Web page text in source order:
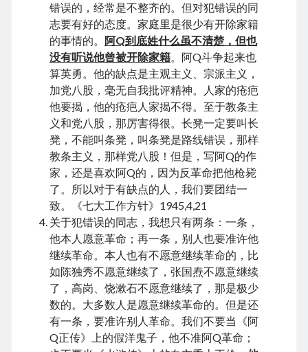
June 2025
May 2025
April 2025
March 2025
February 2025
January 2025
December 2024
November 2024
October 2024
September 2024
August 2024
July 2024
June 2024
May 2024
April 2024
March 2024
February 2024
January 2024
November 2023
September 2023
August 2023
错误的，经常是不整齐的。但对犯错误的同
志要有好的态度。家庭里是很少有开除家籍
的事情的。 阿Q到底姓什么虽不清楚，但也
没有听说他曾被开除家籍。阿Q斗争起来也
算英勇。他的缺点是主观主义、宗派主义，
加党八股，毫无自我批评精神。人家的疮疤
他要揭，他的疮疤人家揭不得。至于教条主
义和党八股，那厉害得很。长凳一定要叫长
凳，不能叫条凳，叫条凳是路线错误，那样
教条主义，那样党八股！但是，写阿Q的作
家，还是喜欢阿Q的，因为反革命把他枪毙
了。所以对于有缺点的人，我们要团结一
致。《七大工作方针》1945,4,21
关于犯错误的同志，我想只有两条：一条，
他本人愿意革命；再一条，别人也要准许他
继续革命。本人也有不愿意继续革命的，比
如陈独秀不愿意继续了，张国焘不愿意继续
了，高岗、饶漱石不愿意继续了，那是极少
数的。大多数人是愿意继续革命的。但是还
有一条，要准许别人革命。我们不要当《阿
Q正传》上的假洋鬼子，他不准阿Q革命；